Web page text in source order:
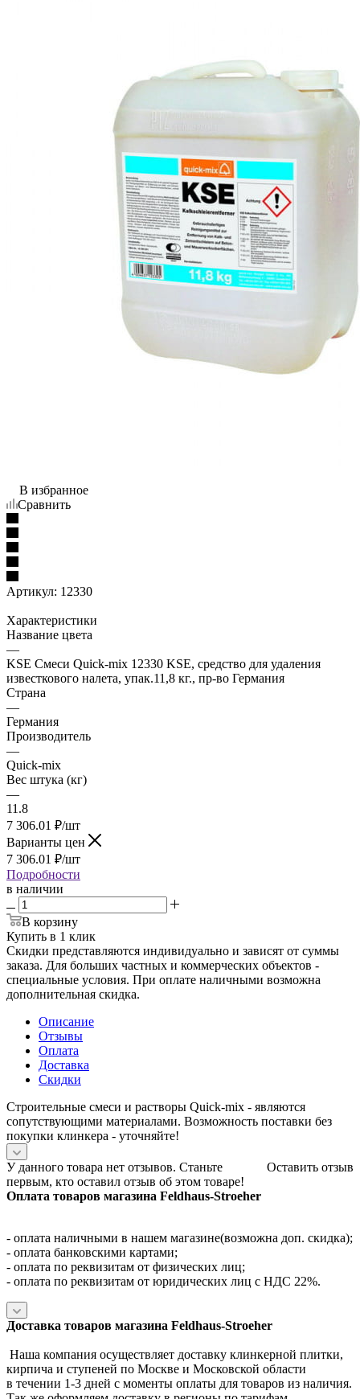
В избранное
Сравнить
Артикул: 12330
Характеристики
Название цвета
—
KSE Смеси Quick-mix 12330 KSE, средство для удаления
известкового налета, упак.11,8 кг., пр-во Германия
Страна
—
Германия
Производитель
—
Quick-mix
Вес штука (кг)
—
11.8
7 306.01 ₽/шт
Варианты цен
7 306.01 ₽/шт
Подробности
в наличии
В корзину
Купить в 1 клик
Скидки представляются индивидуально и зависят от суммы
заказа. Для больших частных и коммерческих объектов -
специальные условия. При оплате наличными возможна
дополнительная скидка.
Описание
Отзывы
Оплата
Доставка
Скидки
Строительные смеси и растворы Quick-mix - являются
сопутствующими материалами. Возможность поставки без
покупки клинкера - уточняйте!
Оставить отзыв
У данного товара нет отзывов. Станьте
первым, кто оставил отзыв об этом товаре!
Оплата товаров магазина Feldhaus-Stroeher
- оплата наличными в нашем магазине(возможна доп. скидка);
- оплата банковскими картами;
- оплата по реквизитам от физических лиц;
- оплата по реквизитам от юридических лиц с НДС 22%.
Доставка товаров магазина Feldhaus-Stroeher
Наша компания осуществляет доставку клинкерной плитки,
кирпича и ступеней по Москве и Московской области
в течении 1-3 дней с моменты оплаты для товаров из наличия.